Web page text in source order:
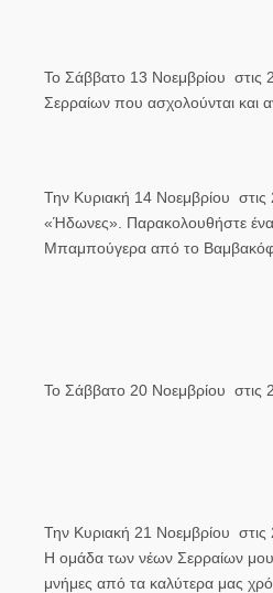
Το Σάββατο 13 Νοεμβρίου
Σερραίων που ασχολούνται και
Την Κυριακή 14 Νοεμβρίου
«Ήδωνες». Παρακολουθήστε
Μπαμπούγερα από το
Το Σάββατο 20 Νοεμβρίου
Την Κυριακή 21 Νοεμβρίου
Η ομάδα των νέων Σερραίων
μνήμες από τα καλύτερα μας